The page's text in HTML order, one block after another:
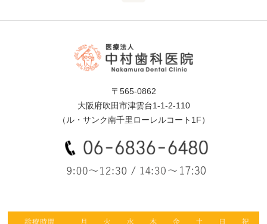
〒565-0862
大阪府吹田市津雲台1-1-2-110
（ル・サンク南千里ローレルコート1F）